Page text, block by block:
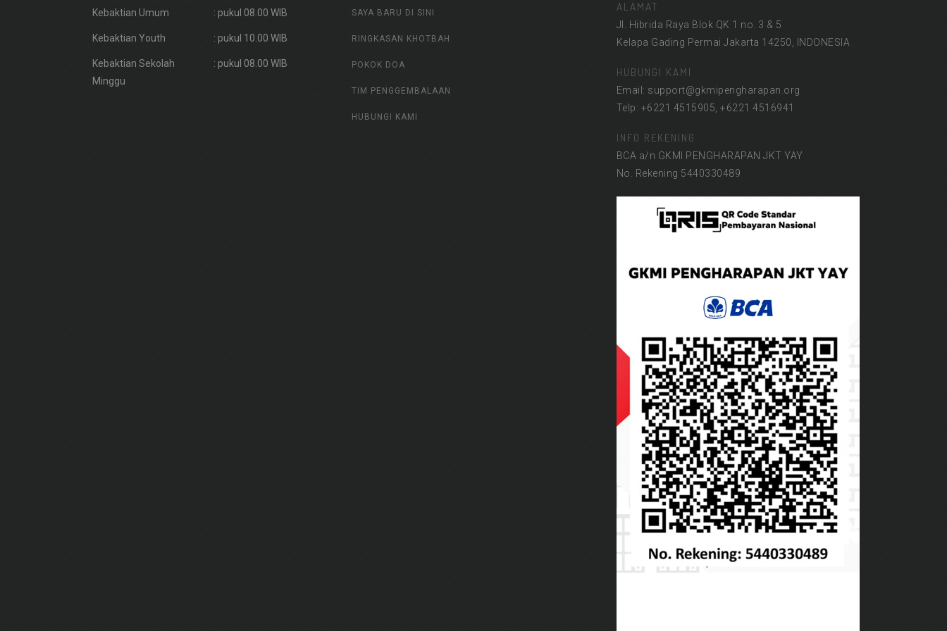
Kebaktian Umum : pukul 08.00 WIB
Kebaktian Youth : pukul 10.00 WIB
Kebaktian Sekolah
Minggu
: pukul 08.00 WIB
SAYA BARU DI SINI
RINGKASAN KHOTBAH
POKOK DOA
TIM PENGGEMBALAAN
HUBUNGI KAMI
ALAMAT
Jl. Hibrida Raya Blok QK 1 no. 3 & 5
Kelapa Gading Permai Jakarta 14250, INDONESIA
HUBUNGI KAMI
Email: support@gkmipengharapan.org
Telp: +6221 4515905, +6221 4516941
INFO REKENING
BCA a/n GKMI PENGHARAPAN JKT YAY
No. Rekening 5440330489